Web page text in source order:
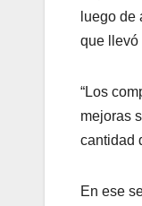
luego
que llevó
“Los
mejoras
cantidad
En ese